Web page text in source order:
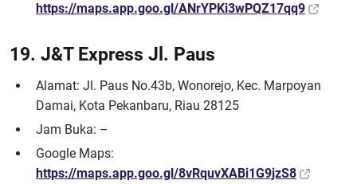
https://maps.app.goo.gl/ANrYPKi3wPQZ17qq9
19. J&T Express Jl. Paus
Alamat: Jl. Paus No.43b, Wonorejo, Kec. Marpoyan
Damai, Kota Pekanbaru, Riau 28125
Jam Buka: –
Google Maps:
https://maps.app.goo.gl/8vRquvXABi1G9jzS8